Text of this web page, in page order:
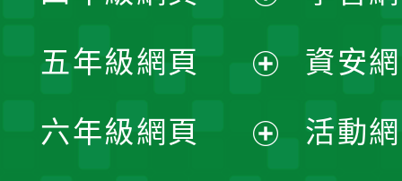
單
開
選
單
開
選
五年級網頁
開
六年級網頁
資安
活動